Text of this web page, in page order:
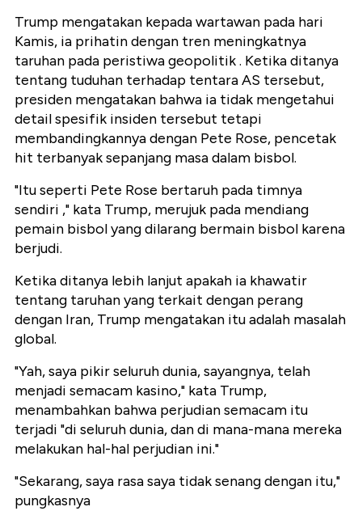
Trump mengatakan kepada wartawan pada hari
Kamis, ia prihatin dengan tren meningkatnya
taruhan pada peristiwa geopolitik . Ketika ditanya
tentang tuduhan terhadap tentara AS tersebut,
presiden mengatakan bahwa ia tidak mengetahui
detail spesifik insiden tersebut tetapi
membandingkannya dengan Pete Rose, pencetak
hit terbanyak sepanjang masa dalam bisbol.
"Itu seperti Pete Rose bertaruh pada timnya
sendiri ," kata Trump, merujuk pada mendiang
pemain bisbol yang dilarang bermain bisbol karena
berjudi.
Ketika ditanya lebih lanjut apakah ia khawatir
tentang taruhan yang terkait dengan perang
dengan Iran, Trump mengatakan itu adalah masalah
global.
"Yah, saya pikir seluruh dunia, sayangnya, telah
menjadi semacam kasino," kata Trump,
menambahkan bahwa perjudian semacam itu
terjadi "di seluruh dunia, dan di mana-mana mereka
melakukan hal-hal perjudian ini."
"Sekarang, saya rasa saya tidak senang dengan itu,"
pungkasnya